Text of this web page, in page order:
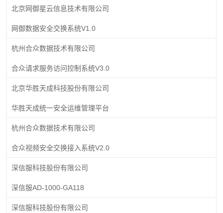
北京网御星云信息技术有限公司
网御数据安全交换系统V1.0
杭州合众数据技术有限公司
合众请求服务访问控制系统V3.0
北京华胜天成科技股份有限公司
华胜天成统一安全运维管理平台
杭州合众数据技术有限公司
合众视频安全交换接入系统V2.0
深信服科技股份有限公司
深信服AD-1000-GA118
深信服科技股份有限公司